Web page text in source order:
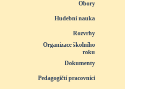
Obory
Hudební nauka
Rozvrhy
Organizace školního
roku
Dokumenty
Pedagogičtí pracovníci